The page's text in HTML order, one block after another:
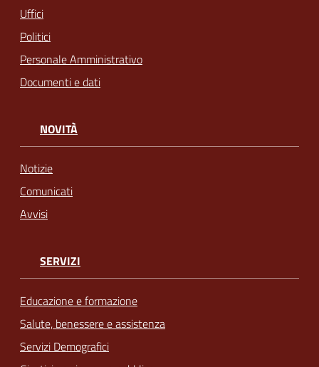
Uffici
Politici
Personale Amministrativo
Documenti e dati
NOVITÀ
Notizie
Comunicati
Avvisi
SERVIZI
Educazione e formazione
Salute, benessere e assistenza
Servizi Demografici